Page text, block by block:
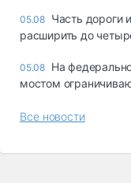
05.08 Часть дороги
расширить до
05.08 На
мостом
Все новости